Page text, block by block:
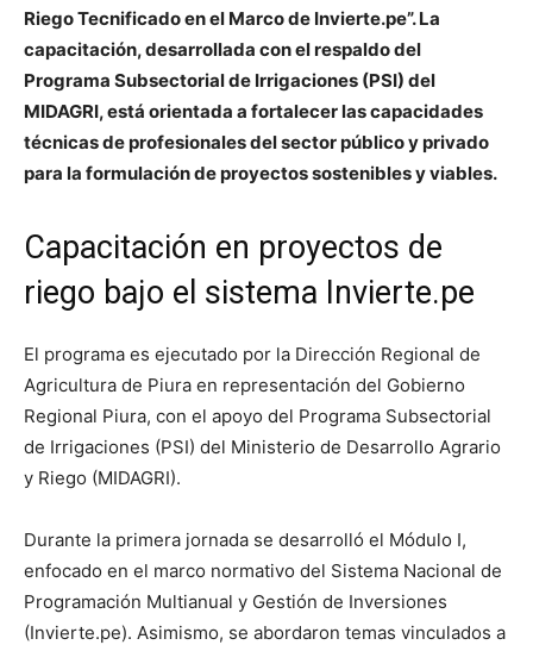
Riego Tecnificado en el Marco de Invierte.pe”. La
capacitación, desarrollada con el respaldo del
Programa Subsectorial de Irrigaciones (PSI) del
MIDAGRI, está orientada a fortalecer las capacidades
técnicas de profesionales del sector público y privado
para la formulación de proyectos sostenibles y viables.
Capacitación en proyectos de
riego bajo el sistema Invierte.pe
El programa es ejecutado por la Dirección Regional de
Agricultura de Piura en representación del Gobierno
Regional Piura, con el apoyo del Programa Subsectorial
de Irrigaciones (PSI) del Ministerio de Desarrollo Agrario
y Riego (MIDAGRI).
Durante la primera jornada se desarrolló el Módulo I,
enfocado en el marco normativo del Sistema Nacional de
Programación Multianual y Gestión de Inversiones
(Invierte.pe). Asimismo, se abordaron temas vinculados a